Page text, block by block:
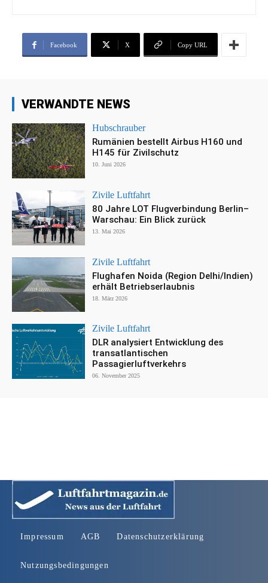
Facebook X Copy URL
VERWANDTE NEWS
Hubschrauber
Rumänien bestellt Airbus H160 und
H145 für Zivilschutz
10. Juni 2026
Zivile Luftfahrt
80 Jahre LOT Flugverbindung Berlin–
Warschau: Ein Blick zurück
13. Mai 2026
Zivile Luftfahrt
Flughafen Noida (Region Delhi/Indien)
erhält Betriebserlaubnis
18. März 2026
Zivile Luftfahrt
DLR analysiert Entwicklung des
transatlantischen
Passagierluftverkehrs
06. November 2025
Impressum AGB Datenschutzerklärung
Nutzungsbedingungen